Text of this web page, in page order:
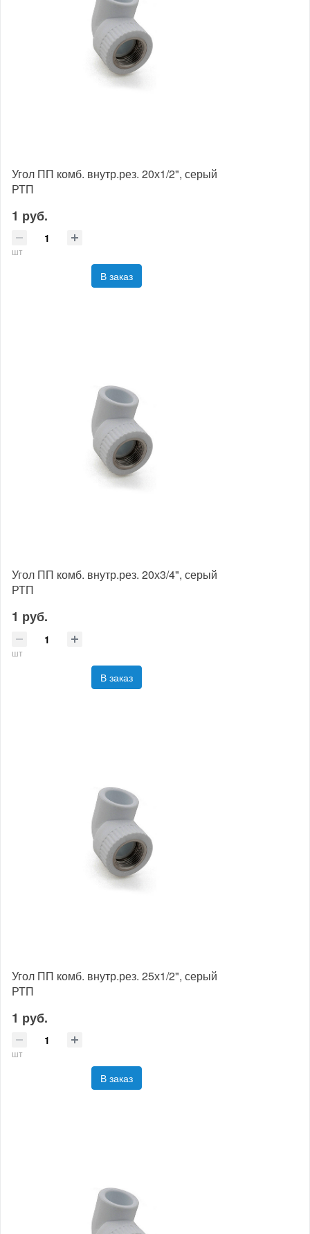
Угол ПП комб. внутр.рез. 20х1/2", серый
РТП
1 руб.
шт
В заказ
Угол ПП комб. внутр.рез. 20х3/4", серый
РТП
1 руб.
шт
В заказ
Угол ПП комб. внутр.рез. 25х1/2", серый
РТП
1 руб.
шт
В заказ